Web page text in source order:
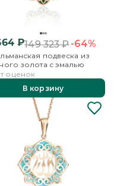
₽149 323₽-64%
подвеска из
золота с эмалью
оценок
В корзину